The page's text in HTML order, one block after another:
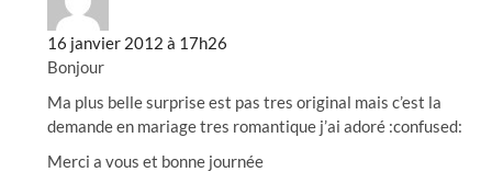
16 janvier 2012 à 17h26
Bonjour
Ma plus belle surprise est pas tres original mais c’est la
demande en mariage tres romantique j’ai adoré :confused:
Merci a vous et bonne journée